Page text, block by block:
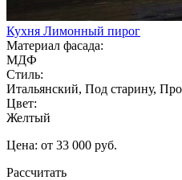
Кухня Лимонный пирог
Материал фасада:
МДФ
Стиль:
Итальянский, Под старину,
Цвет:
Желтый
Цена: от 33 000 руб.
Рассчитать